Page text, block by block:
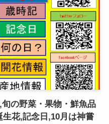
の野菜・果物・鮮魚品
花,記念日,10月は神嘗